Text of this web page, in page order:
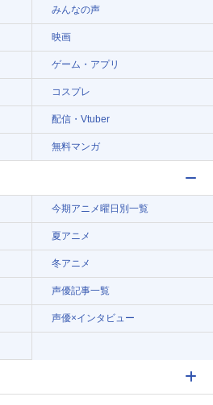
みんなの声
映画
ゲーム・アプリ
コスプレ
配信・Vtuber
無料マンガ
今期アニメ曜日別一覧
夏アニメ
冬アニメ
声優記事一覧
声優×インタビュー